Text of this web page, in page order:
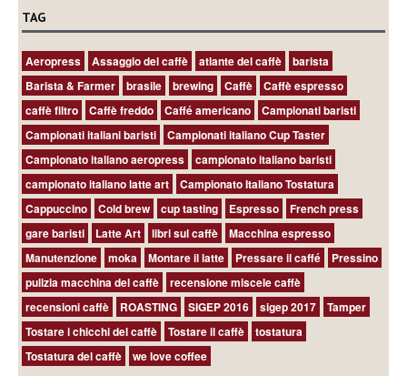
TAG
Aeropress Assaggio del caffè atlante del caffè
barista
Barista & Farmer
brasile brewing Caffè
Caffè espresso
caffè filtro
Caffè freddo Caffé americano
Campionati baristi
Campionati italiani baristi
Campionati italiano Cup Taster
Campionato italiano aeropress
campionato italiano baristi
campionato italiano latte art
Campionato Italiano Tostatura
Cappuccino
Cold brew cup tasting Espresso
French press
gare baristi
Latte Art libri sul caffè
Macchina espresso
Manutenzione
moka Montare il latte Pressare il caffé
Pressino
pulizia macchina del caffè
recensione miscele caffè
recensioni caffè
ROASTING SIGEP 2016 sigep 2017
Tamper
Tostare i chicchi del caffè
Tostare il caffè
tostatura
Tostatura del caffè
we love coffee